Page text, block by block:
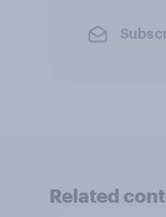
Related